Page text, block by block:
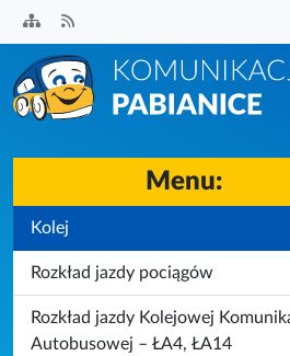
Przejdź
do
treści
Menu:
Kolej
Rozkład jazdy pociągów
Rozkład jazdy Kolejowej
Autobusowej – ŁA4, ŁA14